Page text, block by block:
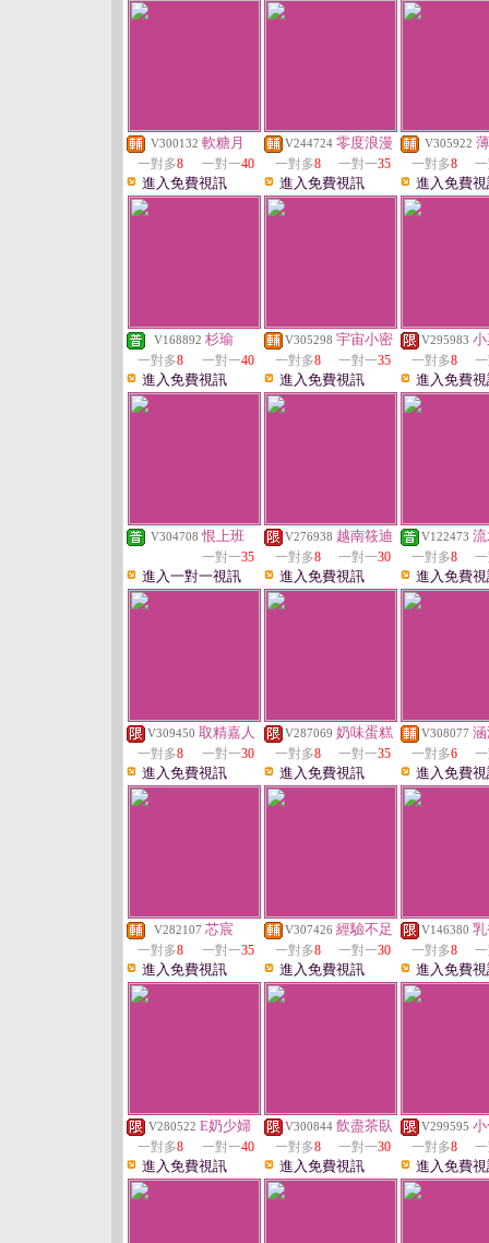
V300132 軟糖月
一對多8 一對一40
進入免費視訊
V244724 零度浪漫
一對多8 一對一35
進入免費視訊
V305922
一對多8
進入免費
V168892 杉瑜
一對多8 一對一40
進入免費視訊
V305298 宇宙小密
一對多8 一對一35
進入免費視訊
V295983
一對多8
進入免費
V304708 恨上班
一對一35
進入一對一視訊
V276938 越南筱迪
一對多8 一對一30
進入免費視訊
V122473
一對多8
進入免費
V309450 取精嘉人
一對多8 一對一30
進入免費視訊
V287069 奶味蛋糕
一對多8 一對一35
進入免費視訊
V308077
一對多6
進入免費
V282107 芯宸
一對多8 一對一35
進入免費視訊
V307426 經驗不足
一對多8 一對一30
進入免費視訊
V146380
一對多8
進入免費
V280522 E奶少婦
一對多8 一對一40
進入免費視訊
V300844 飲盡茶臥
一對多8 一對一30
進入免費視訊
V299595
一對多8
進入免費